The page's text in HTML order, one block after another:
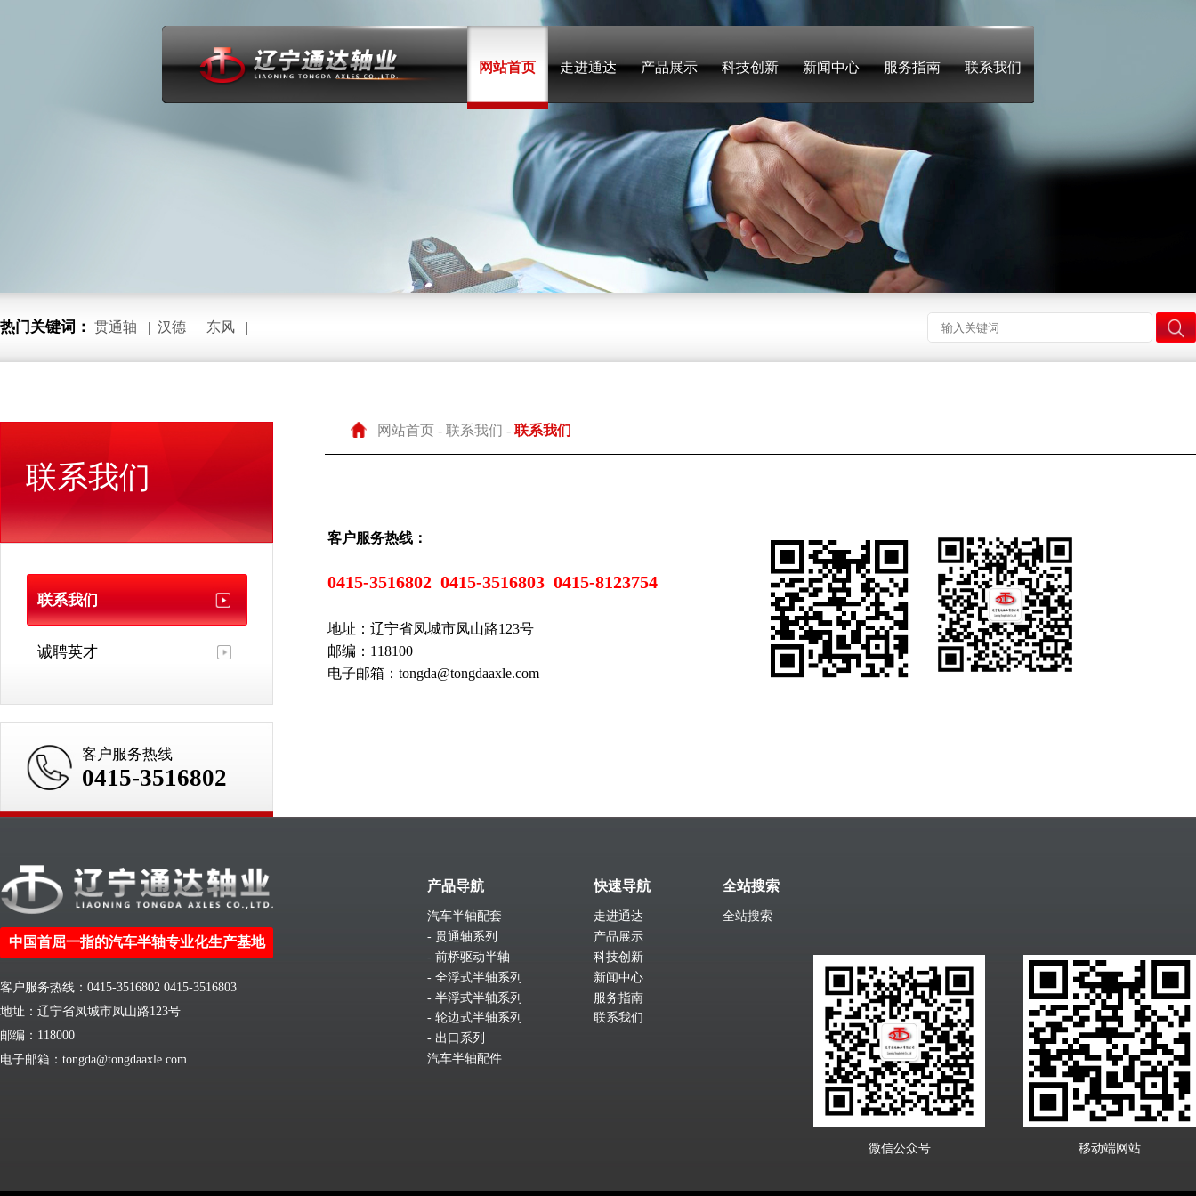
网站首页 走进通达 产品展示 科技创新 新闻中心 服务指南 联系我们
热门关键词： 贯通轴 | 汉德 | 东风 |
联系我们
联系我们
诚聘英才
客户服务热线
0415-3516802
网站首页 - 联系我们 - 联系我们
客户服务热线：
0415-3516802 0415-3516803 0415-8123754
地址：辽宁省凤城市凤山路123号
邮编：118100
电子邮箱：tongda@tongdaaxle.com
中国首屈一指的汽车半轴专业化生产基地
客户服务热线：0415-3516802 0415-3516803
地址：辽宁省凤城市凤山路123号
邮编：118000
电子邮箱：tongda@tongdaaxle.com
产品导航
汽车半轴配套
- 贯通轴系列
- 前桥驱动半轴
- 全浮式半轴系列
- 半浮式半轴系列
- 轮边式半轴系列
- 出口系列
汽车半轴配件
快速导航
走进通达
产品展示
科技创新
新闻中心
服务指南
联系我们
全站搜索
全站搜索
微信公众号 移动端网站